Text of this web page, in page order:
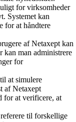
for virksomheder
Systemet kan
for at håndtere
af Netaxept kan
kan man administrere
for
at simulere
af Netaxept
for at verificere, at
til forskellige